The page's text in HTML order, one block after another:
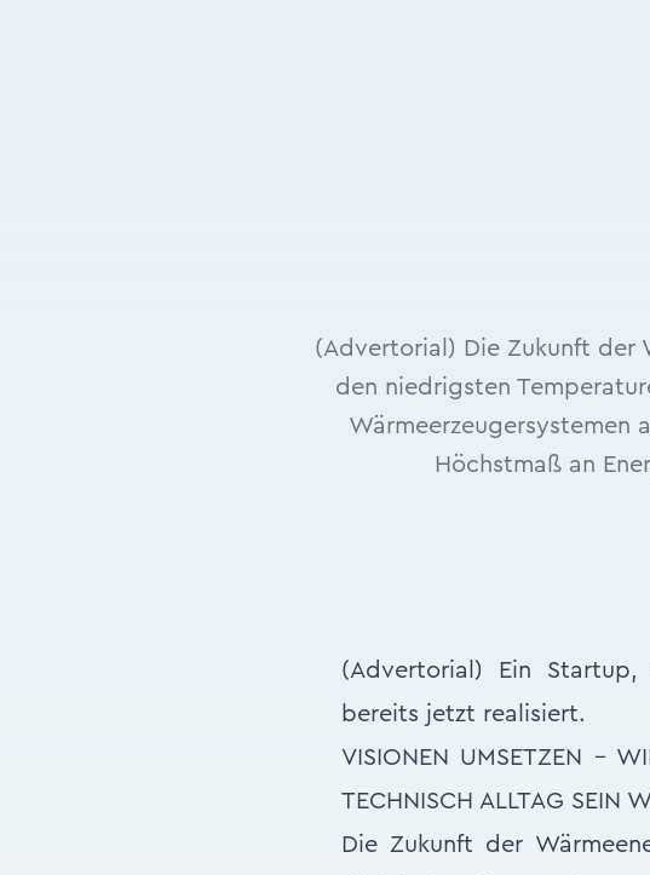
(Advertorial) Die Zukunft der
den niedrigsten
Wärmeerzeugersystemen
Höchstmaß an
(Advertorial) Ein
bereits jetzt realisiert.
VISIONEN UMSETZEN –
TECHNISCH ALLTAG SEIN
Die Zukunft der